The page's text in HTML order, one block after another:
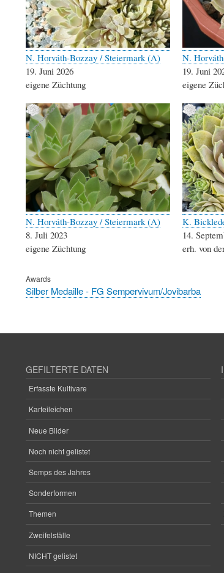
N. Horváth-Bozzay / Steiermark (A)
19. Juni 2026
eigene Züchtung
N.
19. Juni
eigene
N. Horváth-Bozzay / Steiermark (A)
8. Juli 2023
eigene Züchtung
K.
14.
erh. von
Awards
Silber Medaille - FG Sempervivum/Jovibarba
GEFILTERTE DATEN
Erfasste Kultivare
Karteileichen
Neue Bilder
Noch nicht gelistet
Semps des Jahres
Sonderformen
Themen
Zweifelsfälle
NICHT gelistet